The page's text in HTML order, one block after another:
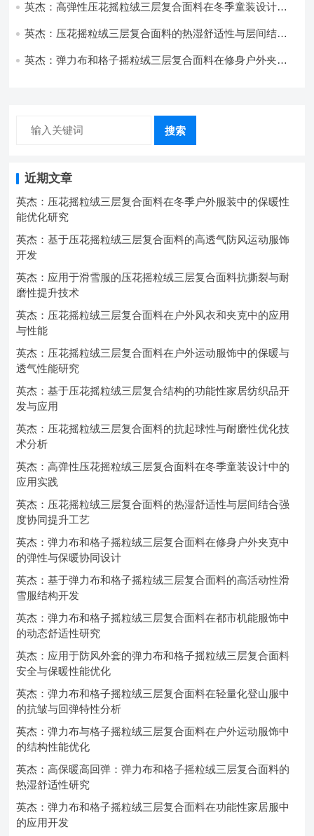
英杰：高弹性压花摇粒绒三层复合面料在冬季童装设计中
英杰：压花摇粒绒三层复合面料的热湿舒适性与层间结合
英杰：弹力布和格子摇粒绒三层复合面料在修身户外夹克
搜索
近期文章
英杰：压花摇粒绒三层复合面料在冬季户外服装中的保暖性
能优化研究
英杰：基于压花摇粒绒三层复合面料的高透气防风运动服饰
开发
英杰：应用于滑雪服的压花摇粒绒三层复合面料抗撕裂与耐
磨性提升技术
英杰：压花摇粒绒三层复合面料在户外风衣和夹克中的应用
与性能
英杰：压花摇粒绒三层复合面料在户外运动服饰中的保暖与
透气性能研究
英杰：基于压花摇粒绒三层复合结构的功能性家居纺织品开
发与应用
英杰：压花摇粒绒三层复合面料的抗起球性与耐磨性优化技
术分析
英杰：高弹性压花摇粒绒三层复合面料在冬季童装设计中的
应用实践
英杰：压花摇粒绒三层复合面料的热湿舒适性与层间结合强
度协同提升工艺
英杰：弹力布和格子摇粒绒三层复合面料在修身户外夹克中
的弹性与保暖协同设计
英杰：基于弹力布和格子摇粒绒三层复合面料的高活动性滑
雪服结构开发
英杰：弹力布和格子摇粒绒三层复合面料在都市机能服饰中
的动态舒适性研究
英杰：应用于防风外套的弹力布和格子摇粒绒三层复合面料
安全与保暖性能优化
英杰：弹力布和格子摇粒绒三层复合面料在轻量化登山服中
的抗皱与回弹特性分析
英杰：弹力布与格子摇粒绒三层复合面料在户外运动服饰中
的结构性能优化
英杰：高保暖高回弹：弹力布和格子摇粒绒三层复合面料的
热湿舒适性研究
英杰：弹力布和格子摇粒绒三层复合面料在功能性家居服中
的应用开发